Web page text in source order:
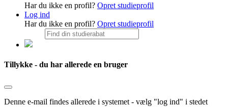
Har du ikke en profil? Opret studieprofil
Log ind
Har du ikke en profil? Opret studieprofil
Tillykke - du har allerede en bruger
Denne e-mail findes allerede i systemet - vælg "log ind" i stedet